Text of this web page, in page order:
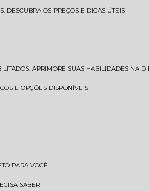
DESCUBRA OS PREÇOS E DICAS ÚTEIS
APRIMORE SUAS HABILIDADES NA
E OPÇÕES DISPONÍVEIS
PARA VOCÊ
SABER